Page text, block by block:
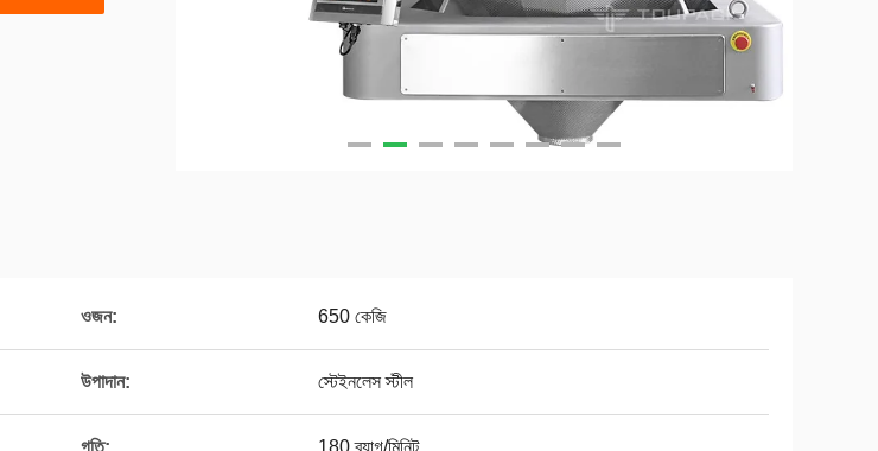
ওজন: 650 কেজি
উপাদান: স্টেইনলেস স্টীল
গতি: 180 ব্যাগ/মিনিট